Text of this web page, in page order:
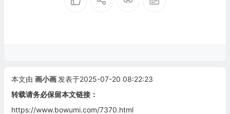
本文由 画小画 发表于2025-07-20 08:22:23
转载请务必保留本文链接：
https://www.bowumi.com/7370.html